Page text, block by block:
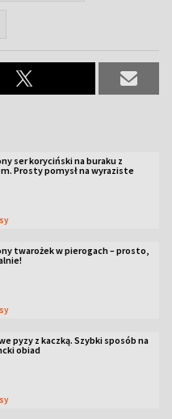
ser koryciński na buraku z
Prosty pomysł na wyraziste
twarożek w pierogach – prosto,
pyzy z kaczką. Szybki sposób na
obiad